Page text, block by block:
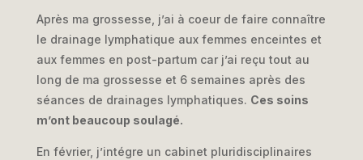
Après ma grossesse, j’ai à coeur de faire connaître
le drainage lymphatique aux femmes enceintes et
aux femmes en post-partum car j’ai reçu tout au
long de ma grossesse et 6 semaines après des
séances de drainages lymphatiques. Ces soins
m’ont beaucoup soulagé.
En février, j’intégre un cabinet pluridisciplinaires